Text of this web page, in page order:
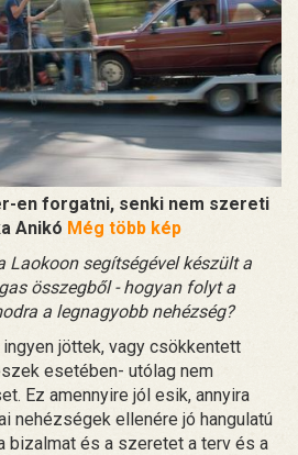
en forgatni, senki nem szereti
Anikó Még több kép
Laokoon segítségével készült a
összegből - hogyan folyt a
a legnagyobb nehézség?
ingyen jöttek, vagy csökkentett
esetében- utólag nem
Ez amennyire jól esik, annyira
nehézségek ellenére jó hangulatú
bizalmat és a szeretet a terv és a